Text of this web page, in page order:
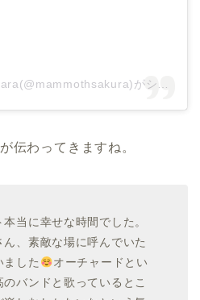
伝わってきますね。
当に幸せな時間でした。
、素敵な場に呼んでいた
ました
オーチャードとい
バンドと歌っているとこ